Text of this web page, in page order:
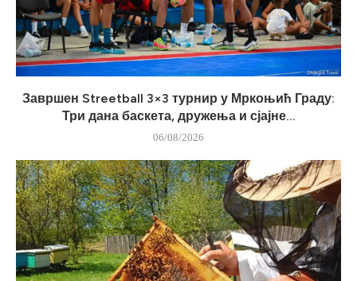
Завршен Streetball 3×3 турнир у Мркоњић Граду:
Три дана баскета, дружења и сјајне...
06/08/2026